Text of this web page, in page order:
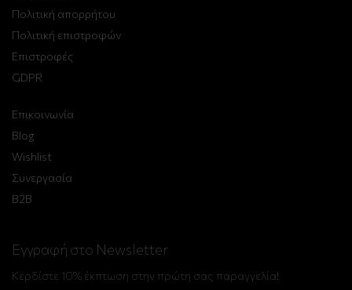
Πολιτική απορρήτου
Πολιτική επιστροφών
Επιστροφές
GDPR
Επικοινωνία
Blog
Wishlist
Συνεργασία
B2B
Εγγραφή στο Newsletter
Κερδίστε 10% έκπτωση στην πρώτη σας παραγγελία!